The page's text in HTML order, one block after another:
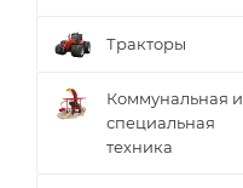
Тракторы
Коммунальная и
специальная
техника